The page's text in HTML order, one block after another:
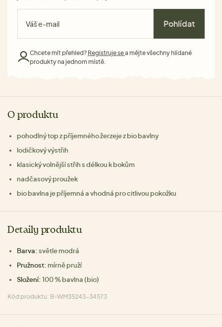
Pohlídat
Chcete mít přehled? Registruje sea mějte všechny hlídané
produkty na jednom místě.
O produktu
pohodlný top z příjemného žerzeje z bio bavlny
lodičkový výstřih
klasický volnější střih s délkou k bokům
nadčasový proužek
bio bavlna je příjemná a vhodná pro citlivou pokožku
Detaily produktu
Barva: světle modrá
Pružnost: mírně pruží
Složení: 100 % bavlna (bio)
Kód produktu: B-WM35243-34573